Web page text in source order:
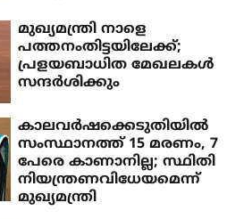
മുഖ്യമന്ത്രി നാളെ
പത്തനംതിട്ടയിലേക്ക്;
പ്രളയബാധിത മേഖലകള്‍
സന്ദര്‍ശിക്കും
കാലവര്‍ഷക്കെടുതിയില്‍
സംസ്ഥാനത്ത് 15 മരണം, 7
പേരെ കാണാനില്ല; സ്ഥിതി
നിയന്ത്രണവിധേയമെന്ന്
മുഖ്യമന്ത്രി